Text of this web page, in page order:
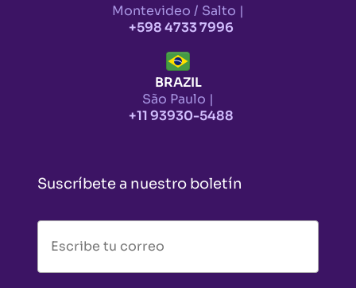
Montevideo / Salto |
+598 4733 7996
BRAZIL
São Paulo |
+11 93930-5488
Suscríbete a nuestro boletín